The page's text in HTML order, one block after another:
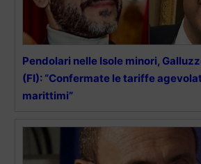
Pendolari nelle Isole minori,
(FI): “Confermate le tariffe
marittimi”